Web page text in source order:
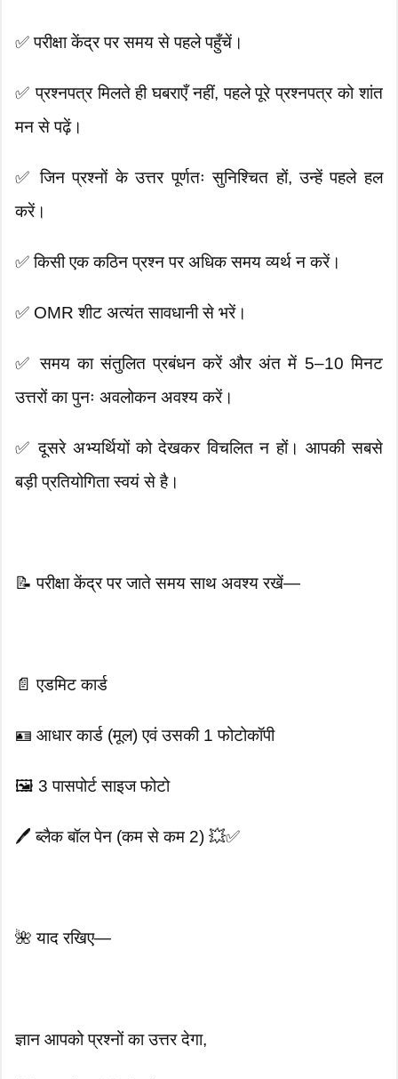
✅ परीक्षा केंद्र पर समय से पहले पहुँचें।
✅ प्रश्नपत्र मिलते ही घबराएँ नहीं, पहले पूरे प्रश्नपत्र को शांत
मन से पढ़ें।
✅ जिन प्रश्नों के उत्तर पूर्णतः सुनिश्चित हों, उन्हें पहले हल
करें।
✅ किसी एक कठिन प्रश्न पर अधिक समय व्यर्थ न करें।
✅ OMR शीट अत्यंत सावधानी से भरें।
✅ समय का संतुलित प्रबंधन करें और अंत में 5–10 मिनट
उत्तरों का पुनः अवलोकन अवश्य करें।
✅ दूसरे अभ्यर्थियों को देखकर विचलित न हों। आपकी सबसे
बड़ी प्रतियोगिता स्वयं से है।
📝 परीक्षा केंद्र पर जाते समय साथ अवश्य रखें—
📄 एडमिट कार्ड
🪪 आधार कार्ड (मूल) एवं उसकी 1 फोटोकॉपी
🖼️ 3 पासपोर्ट साइज फोटो
🖊️ ब्लैक बॉल पेन (कम से कम 2) 💥✅
🌺 याद रखिए—
ज्ञान आपको प्रश्नों का उत्तर देगा,